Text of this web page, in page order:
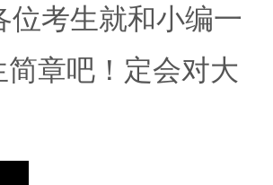
位考生就和小编一
章吧！定会对大